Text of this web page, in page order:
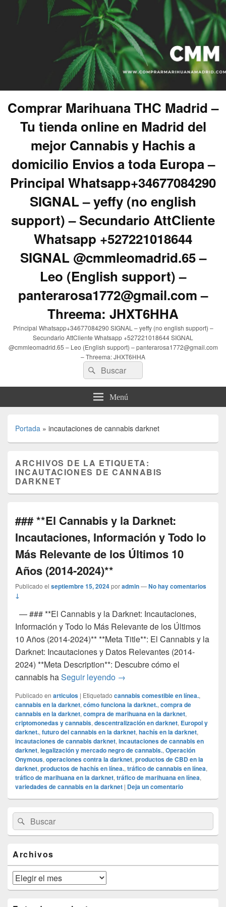
Comprar Marihuana THC Madrid –
Tu tienda online en Madrid del
mejor Cannabis y Hachis a
domicilio Envios a toda Europa –
Principal Whatsapp+34677084290
SIGNAL – yeffy (no english
support) – Secundario AttCliente
Whatsapp +527221018644
SIGNAL @cmmleomadrid.65 –
Leo (English support) –
panterarosa1772@gmail.com –
Threema: JHXT6HHA
Principal Whatsapp+34677084290 SIGNAL – yeffy (no english support) –
Secundario AttCliente Whatsapp +527221018644 SIGNAL
@cmmleomadrid.65 – Leo (English support) – panterarosa1772@gmail.com
– Threema: JHXT6HHA
Buscar
por:
Buscar
Menú
Portada » incautaciones de cannabis darknet
ARCHIVOS DE LA ETIQUETA:
INCAUTACIONES DE CANNABIS
DARKNET
### **El Cannabis y la Darknet:
Incautaciones, Información y Todo lo
Más Relevante de los Últimos 10
Años (2014-2024)**
Publicado el septiembre 15, 2024poradmin—No hay comentarios
↓
— ### **El Cannabis y la Darknet: Incautaciones,
Información y Todo lo Más Relevante de los Últimos
10 Años (2014-2024)** **Meta Title**: El Cannabis y la
Darknet: Incautaciones y Datos Relevantes (2014-
2024) **Meta Description**: Descubre cómo el
cannabis haSeguir leyendo ### **El Cannabis y la
→
Publicado en articulos | Etiquetado cannabis comestible en línea.,
cannabis en la darknet, cómo funciona la darknet., compra de
cannabis en la darknet, compra de marihuana en la darknet,
criptomonedas y cannabis, descentralización en darknet, Europol y
darknet., futuro del cannabis en la darknet, hachís en la darknet,
incautaciones de cannabis darknet, incautaciones de cannabis en
darknet, legalización y mercado negro de cannabis., Operación
Onymous, operaciones contra la darknet, productos de CBD en la
darknet, productos de hachís en línea., tráfico de cannabis en línea,
tráfico de marihuana en la darknet, tráfico de marihuana en línea,
variedades de cannabis en la darknet | Deja un comentario
área
de
widget
lateral
primaria
Buscar
por:
Buscar
Archivos
Archivos